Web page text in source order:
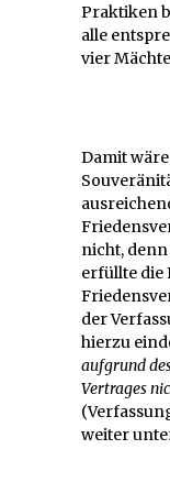
Praktiken
alle
vier
Damit
nicht,
erfüllte die
der
hierzu
aufgrund
Vertrages
weiter